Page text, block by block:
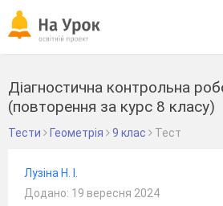
Діагностична контрольна
(повторення за курс 8 класу)
Тести Геометрія 9 клас Тест
Лузіна Н. І.
Додано: 19 вересня 2024